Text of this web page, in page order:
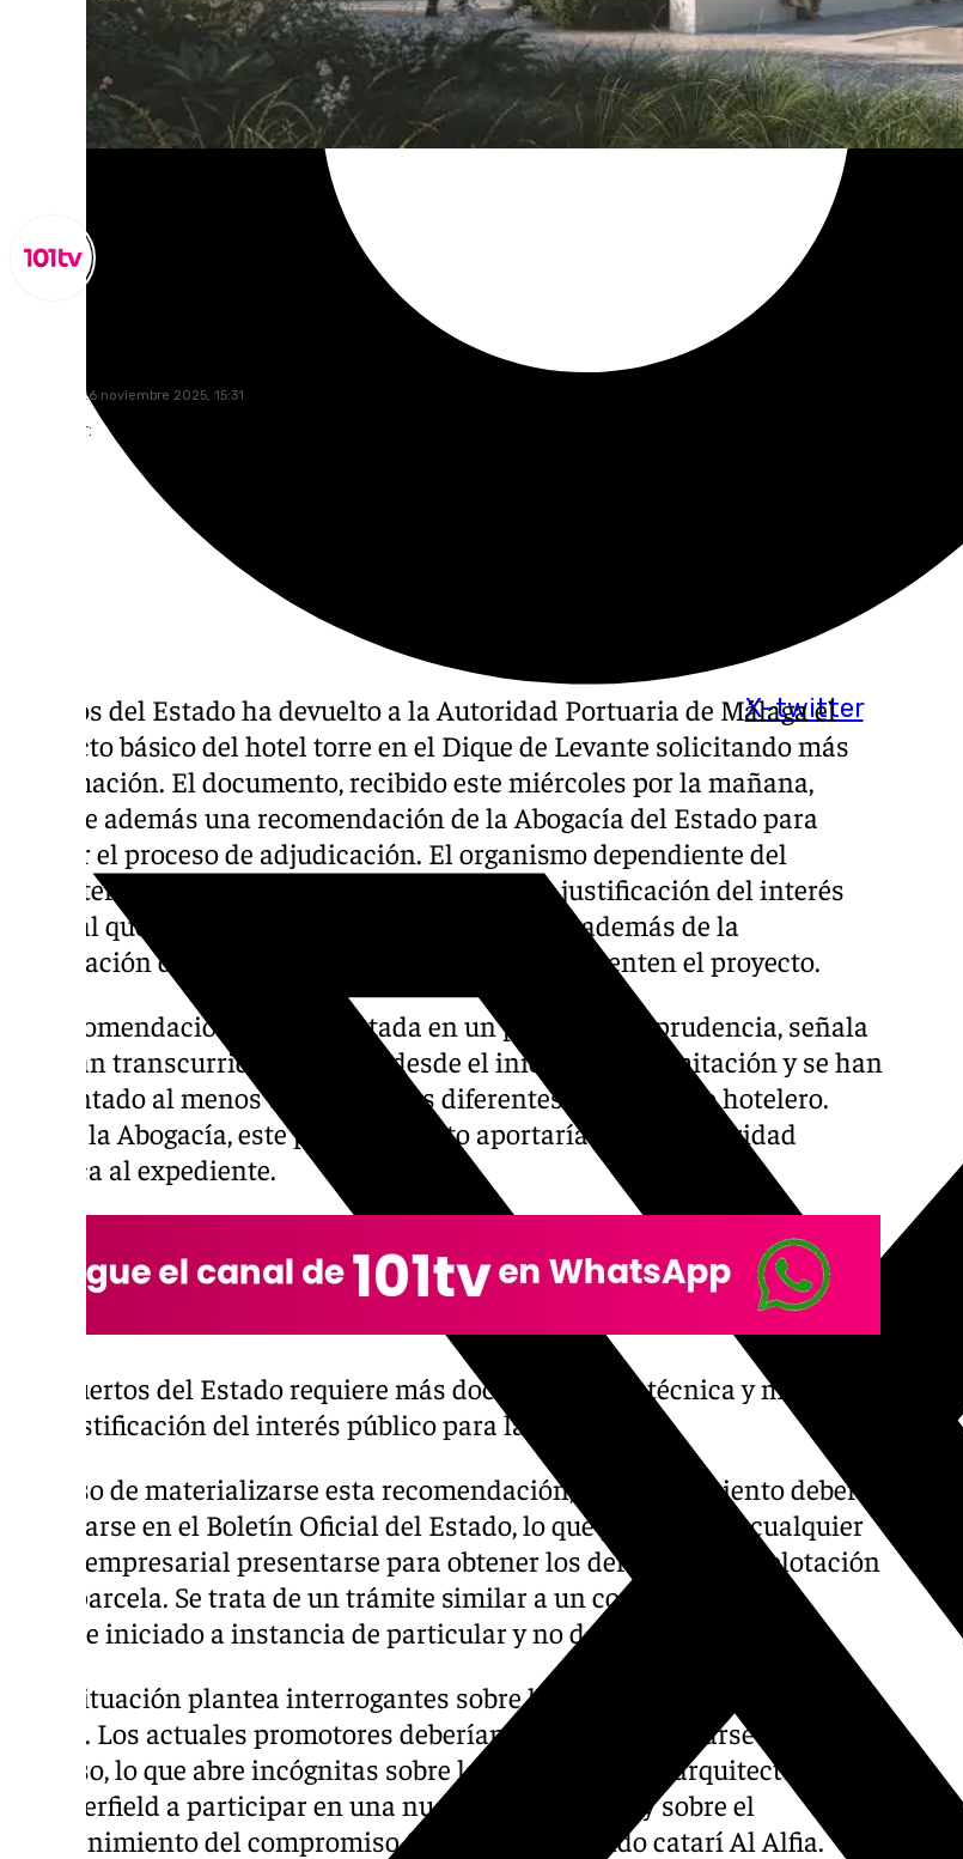
X-twitter
miércoles, 26 noviembre 2025, 15:31
Compartir:
Puertos del Estado ha devuelto a la Autoridad Portuaria de Málaga el
proyecto básico del hotel torre en el Dique de Levante solicitando más
información. El documento, recibido este miércoles por la mañana,
incluye además una recomendación de la Abogacía del Estado para
repetir el proceso de adjudicación. El organismo dependiente del
Ministerio de Transportes solicita una mayor justificación del interés
general que la iniciativa tendría para la ciudad, además de la
elaboración de nuevos informes técnicos que sustenten el proyecto.
La recomendación, fundamentada en un principio de prudencia, señala
que han transcurrido diez años desde el inicio de la tramitación y se han
presentado al menos tres versiones diferentes del proyecto hotelero.
Según la Abogacía, este procedimiento aportaría mayor seguridad
jurídica al expediente.
Puertos del Estado requiere más documentación técnica y mejor
justificación del interés público para la ciudad
En caso de materializarse esta recomendación, el procedimiento debería
publicarse en el Boletín Oficial del Estado, lo que permitiría a cualquier
grupo empresarial presentarse para obtener los derechos de explotación
de la parcela. Se trata de un trámite similar a un concurso público,
aunque iniciado a instancia de particular y no de la Administración.
Esta situación plantea interrogantes sobre la continuidad del proyecto
actual. Los actuales promotores deberían volver a presentarse al
proceso, lo que abre incógnitas sobre la disposición del arquitecto David
Chipperfield a participar en una nueva competencia y sobre el
mantenimiento del compromiso financiero del fondo catarí Al Alfia.